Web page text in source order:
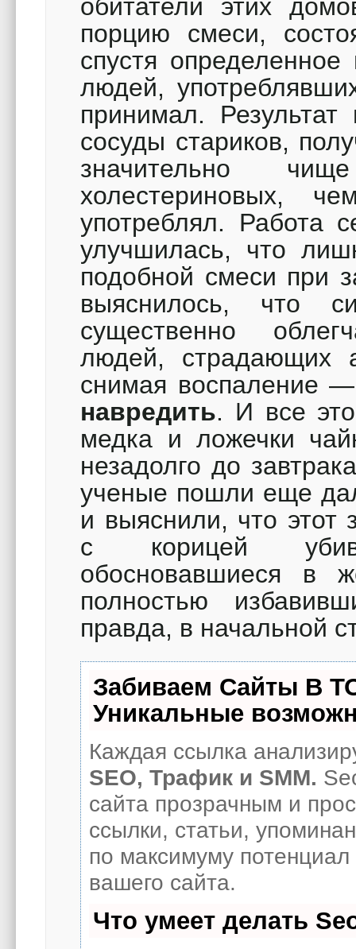
обитатели этих
порцию смеси,
спустя
людей,
принимал.
сосуды стариков,
значительно
холестериновых,
употреблял. Работа
улучшилась, что
подобной смеси при
выяснилось, что
существенно
людей, страдающих
снимая воспаление
навредить. И все
медка и ложечки
незадолго до
ученые пошли еще
и выяснили, что этот
с корицей
обосновавшиеся в
полностью
правда, в начальной
Забиваем Сайты В
Уникальные
Каждая ссылка
SEO, Трафик и SMM.
сайта прозрачным и
ссылки, статьи,
по максимуму
вашего сайта.
Что умеет делать